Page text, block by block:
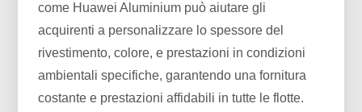
come Huawei Aluminium può aiutare gli
acquirenti a personalizzare lo spessore del
rivestimento, colore, e prestazioni in condizioni
ambientali specifiche, garantendo una fornitura
costante e prestazioni affidabili in tutte le flotte.